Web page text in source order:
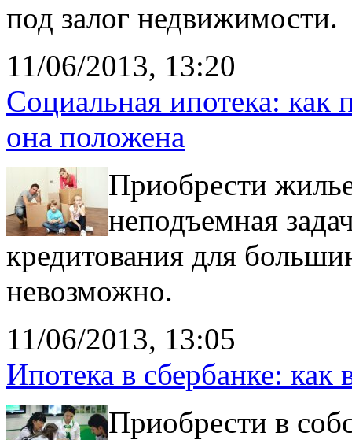
под залог недвижимости.
11/06/2013, 13:20
Социальная ипотека: как
она положена
Приобрести
неподъемная
кредитования для
невозможно.
11/06/2013, 13:05
Ипотека в сбербанке: как
Приобрести в